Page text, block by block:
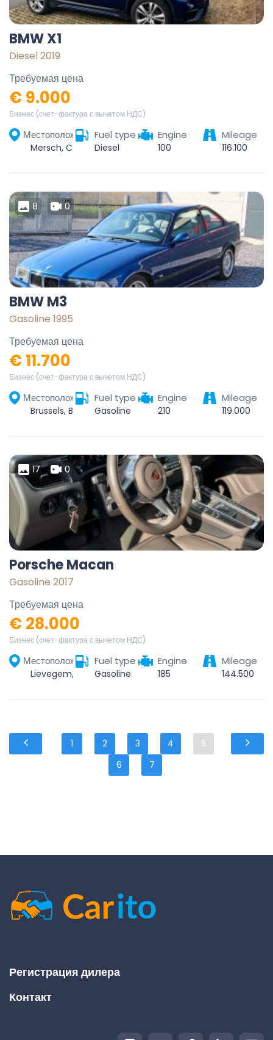
BMW X1
Diesel 2019
Требуемая цена
€ 9.000
Бизнес (счет-фактура с вычетом НДС)
МестоположениеFuel type
Diesel
Engine
100
Mileage
116.100
8 0
BMW M3
Gasoline 1995
Требуемая цена
€ 11.700
Бизнес (счет-фактура с вычетом НДС)
МестоположениеFuel type
Gasoline
Engine
210
Mileage
119.000
17 0
Porsche Macan
Gasoline 2017
Требуемая цена
€ 28.000
Бизнес (счет-фактура с вычетом НДС)
МестоположениеFuel type
Gasoline
Engine
185
Mileage
144.500
1 2 3 4
5
6
7
Регистрация дилера
Контакт